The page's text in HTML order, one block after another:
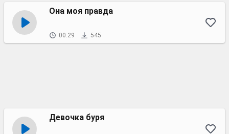
Она моя правда
00:29 545
Девочка буря